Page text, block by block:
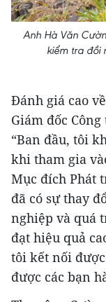
Anh Hà Văn
kiểm tra đồi
Đánh giá cao
Giám đốc
“Ban đầu, tôi
khi tham gia
Mục đích Phát
đã có sự thay
nghiệp và quá
đạt hiệu quả
tôi kết nối
được các bạn